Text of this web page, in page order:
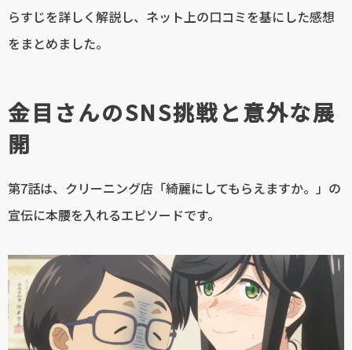
らすじを詳しく解説し、ネット上の口コミを基にした感想
をまとめました。
金目さんのSNS挑戦と意外な展
開
第7話は、クリーニング店「綺麗にしてもらえますか。」の
宣伝に本腰を入れるエピソードです。